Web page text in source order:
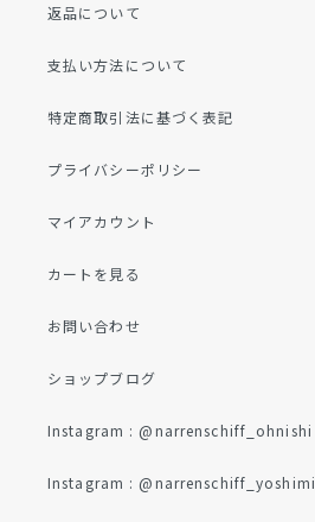
返品について
支払い方法について
特定商取引法に基づく表記
プライバシーポリシー
マイアカウント
カートを見る
お問い合わせ
ショップブログ
Instagram : @narrenschiff_ohnishi
Instagram : @narrenschiff_yoshimi